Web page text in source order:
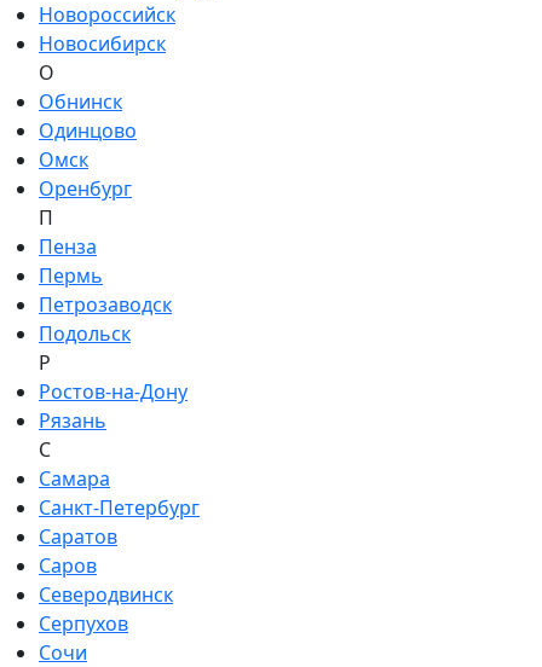
Новороссийск
Новосибирск
О
Обнинск
Одинцово
Омск
Оренбург
П
Пенза
Пермь
Петрозаводск
Подольск
Р
Ростов-на-Дону
Рязань
С
Самара
Санкт-Петербург
Саратов
Саров
Северодвинск
Серпухов
Сочи